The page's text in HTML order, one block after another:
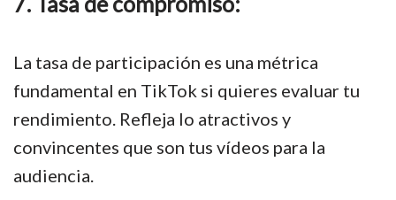
La tasa de participación es una métrica
fundamental en TikTok si quieres evaluar tu
rendimiento. Refleja lo atractivos y
convincentes que son tus vídeos para la
audiencia.